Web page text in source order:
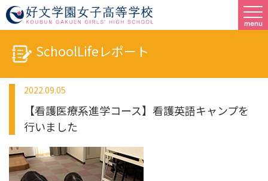
SchoolLifeレポート
2022.09.05
【看護医療系進学コース】看護英語キャンプを
行いました